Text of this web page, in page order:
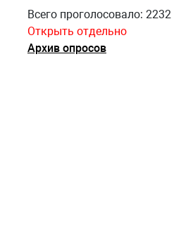
Всего проголосовало: 2232
Открыть отдельно
Архив опросов